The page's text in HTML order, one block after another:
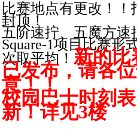
比赛地点有更改！！
封顶！
五阶速拧、五魔方速
Square-1项目比赛形
次取平均！ 新的比
已发布，请各
意！！
校园巴士时刻
新！详见3楼